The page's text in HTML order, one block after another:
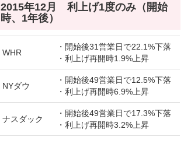
2015年12月 利上げ1度のみ（開始
時、1年後）
WHR
・開始後31営業日で22.1%下落
・利上げ再開時1.9%上昇
NYダウ
・開始後49営業日で12.5%下落
・利上げ再開時6.9%上昇
ナスダック
・開始後49営業日で17.3%下落
・利上げ再開時3.2%上昇